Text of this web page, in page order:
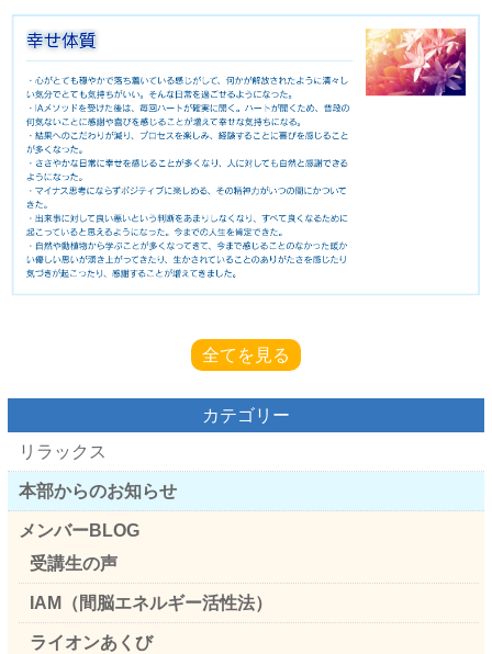
全てを見る
カテゴリー
リラックス
本部からのお知らせ
メンバーBLOG
受講生の声
IAM（間脳エネルギー活性法）
ライオンあくび